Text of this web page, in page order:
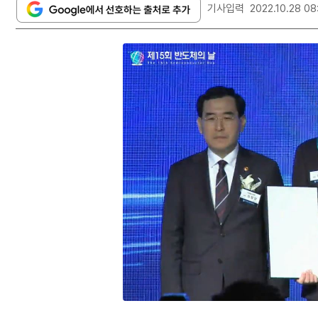
기사입력 2022.10.28